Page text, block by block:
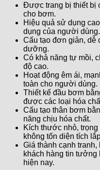
Được trang bị thiết bị
cho bơm.
Hiệu quả sử dụng
dụng của người dùng.
Cấu tạo đơn giản, dễ
dưỡng.
Có khả năng tự mồi,
độ cao.
Hoạt động êm ái,
toàn cho người dùng.
Thiết kế đầu bơm
được các loại hóa
Cấu tạo thân bơm
năng chịu hóa chất.
Kích thước nhỏ,
không tốn diện tích
Giá thành cạnh
khách hàng tin
hiện nay.